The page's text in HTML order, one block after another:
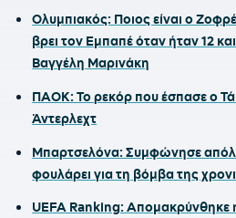
Ολυμπιακός: Ποιος είναι ο
βρει τον Εμπαπέ όταν ήταν 12
Βαγγέλη Μαρινάκη
ΠΑΟΚ: Το ρεκόρ που έσπασε ο
Άντερλεχτ
Μπαρτσελόνα: Συμφώνησε
φουλάρει για τη βόμβα της
UEFA Ranking: Απομακρύνθηκε